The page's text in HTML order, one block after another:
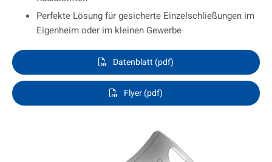
Perfekte Lösung für gesicherte Einzelschließungen im
Eigenheim oder im kleinen Gewerbe
Datenblatt (pdf)
Flyer (pdf)